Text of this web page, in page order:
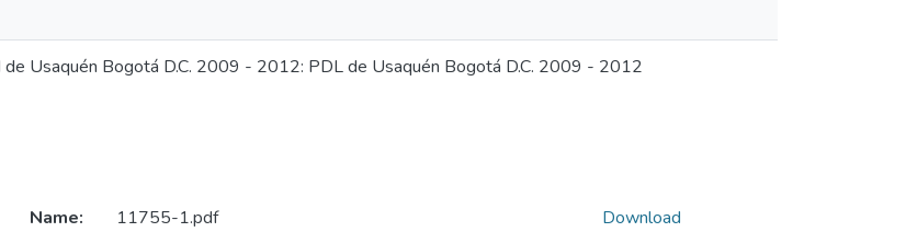
de Usaquén Bogotá D.C. 2009 - 2012: PDL de Usaquén Bogotá D.C. 2009 - 2012
Name:
11755-1.pdf
Download